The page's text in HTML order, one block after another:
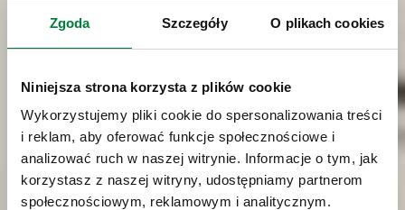
Zgoda Szczegóły O plikach cookies
Niniejsza strona korzysta z plików cookie
Wykorzystujemy pliki cookie do spersonalizowania treści
i reklam, aby oferować funkcje społecznościowe i
analizować ruch w naszej witrynie. Informacje o tym, jak
korzystasz z naszej witryny, udostępniamy partnerom
społecznościowym, reklamowym i analitycznym.